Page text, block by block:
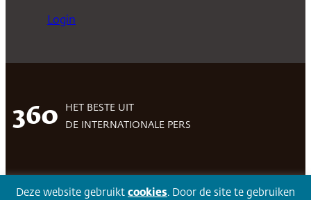
Login
360
HET BESTE UIT
DE INTERNATIONALE PERS
Volg 360Facebook LinkedIn Twitter
Deze website gebruikt cookies. Door de site te gebruiken